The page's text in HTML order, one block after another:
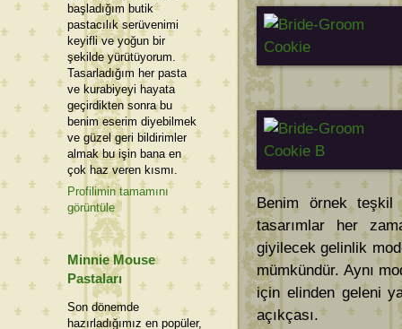
Benim örnek teşkil
tasarımlar her
giyilecek gelinlik
mümkündür. Aynı
için elinden geleni
açıkçası.
başladığım butik
pastacılık serüvenimi
keyifli ve yoğun bir
şekilde yürütüyorum.
Tasarladığım her pasta
ve kurabiyeyi hayata
geçirdikten sonra bu
benim eserim diyebilmek
ve güzel geri bildirimler
almak bu işin bana en
çok haz veren kısmı.
Profilimin tamamını
görüntüle
Minnie Mouse
Pastaları
Son dönemde
hazırladığımız en popüler,